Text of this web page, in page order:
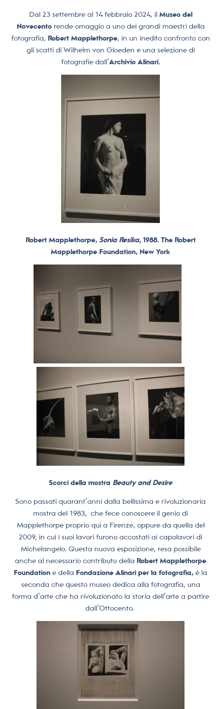
Dal 23 settembre al 14 febbraio 2024, il Museo del
Novecento rende omaggio a uno dei grandi maestri della
fotografia, Robert Mapplethorpe, in un inedito confronto con
gli scatti di Wilhelm von Gloeden e una selezione di
fotografie dall’Archivio Alinari.
Robert Mapplethorpe, Sonia Resika,1988. The Robert
Mapplethorpe Foundation, New York
Scorci della mostra Beauty and Desire
Sono passati quarant’anni dalla bellissima e rivoluzionaria
mostra del 1983, che fece conoscere il genio di
Mapplethorpe proprio qui a Firenze, oppure da quella del
2009, in cui i suoi lavori furono accostati ai capolavori di
Michelangelo. Questa nuova esposizione, resa possibile
anche al necessario contributo della Robert Mapplethorpe
Foundation e della Fondazione Alinari per la fotografia, è la
seconda che questo museo dedica alla fotografia, una
forma d’arte che ha rivoluzionato la storia dell’arte a partire
dall’Ottocento.